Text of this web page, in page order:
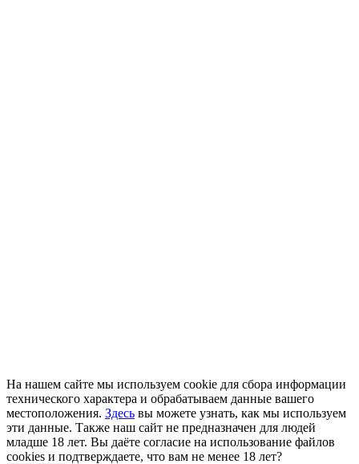
На нашем сайте мы используем cookie для сбора информации
технического характера и обрабатываем данные вашего
местоположения. Здесь вы можете узнать, как мы используем
эти данные. Также наш сайт не предназначен для людей
младше 18 лет. Вы даёте согласие на использование файлов
cookies и подтверждаете, что вам не менее 18 лет?